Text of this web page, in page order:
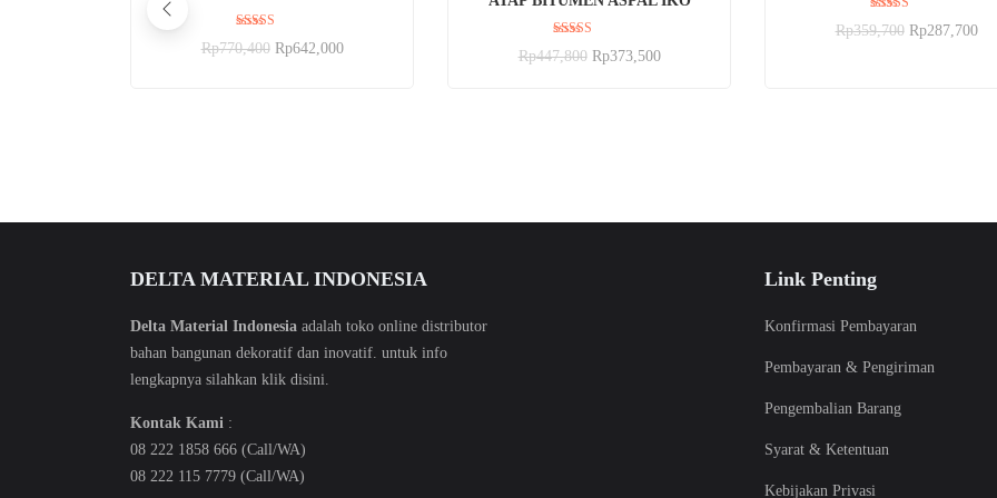
Dinilai
4.00
Rp770,400 Rp642,000
Dinilai
5.00
Rp447,800 Rp373,500
Dinilai
5.00
Rp359,700 Rp287,700
DELTA MATERIAL INDONESIA
Delta Material Indonesia adalah toko online distributor
bahan bangunan dekoratif dan inovatif. untuk info
lengkapnya silahkan klik disini
Kontak Kami :
08 222 1858 666 (Call/WA)
08 222 115 7779 (Call/WA)
Link Penting
Konfirmasi Pembayaran
Pembayaran & Pengiriman
Pengembalian Barang
Syarat & Ketentuan
Kebijakan Privasi